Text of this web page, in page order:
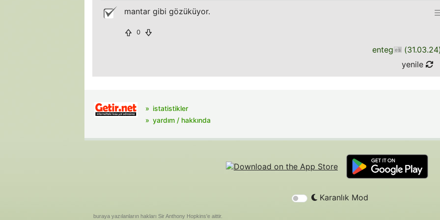
mantar gibi gözüküyor.
0
enteg (31.03.24
yenile
istatistikler
yardım / hakkında
Karanlık Mod
buraya yazılanların hakları Sir Anthony Hopkins'e aittir.